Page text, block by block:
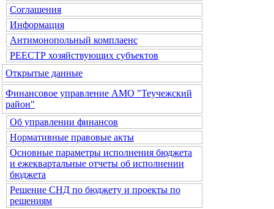
Соглашения
Информация
Антимонопольный комплаенс
РЕЕСТР хозяйствующих субъектов
Открытые данные
Финансовое управление АМО "Теучежский
район"
Об управлении финансов
Нормативные правовые акты
Основные параметры исполнения бюджета
и ежеквартальные отчеты об исполнении
бюджета
Решение СНД по бюджету и проекты по
решениям